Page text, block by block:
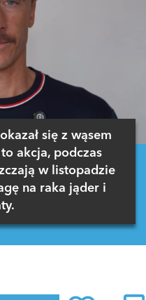
się z wąsem
akcja, podczas
w listopadzie
na raka jąder i